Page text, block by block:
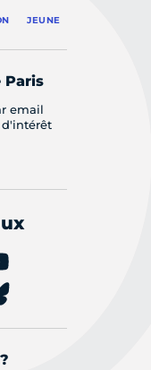
JEUNE
Paris
email
d'intérêt